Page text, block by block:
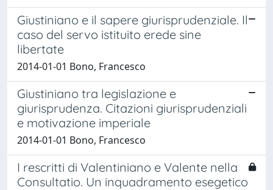
Giustiniano e il sapere giurisprudenziale. Il
caso del servo istituito erede sine
libertate
2014-01-01 Bono, Francesco
Giustiniano tra legislazione e
giurisprudenza. Citazioni giurisprudenziali
e motivazione imperiale
2014-01-01 Bono, Francesco
I rescritti di Valentiniano e Valente nella
Consultatio. Un inquadramento esegetico